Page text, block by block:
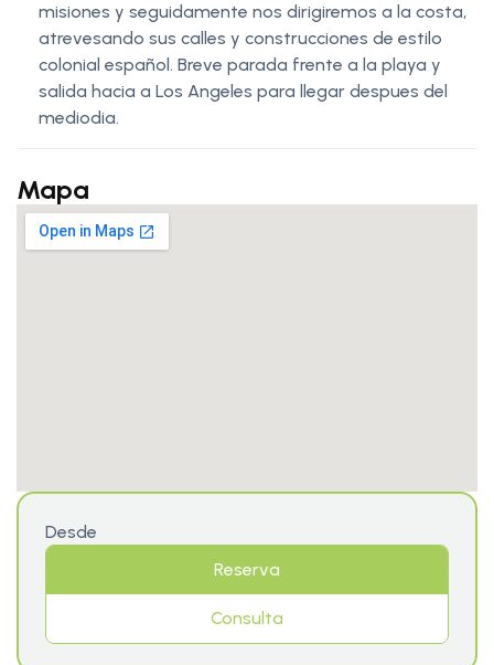
misiones y seguidamente nos dirigiremos a la costa,
atrevesando sus calles y construcciones de estilo
colonial español. Breve parada frente a la playa y
salida hacia a Los Angeles para llegar despues del
mediodia.
Mapa
Desde
Reserva
Consulta